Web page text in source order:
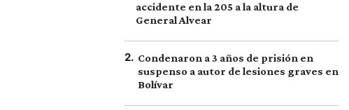
accidente en la 205 a la altura de
General Alvear
2. Condenaron a 3 años de prisión en
suspenso a autor de lesiones graves en
Bolívar